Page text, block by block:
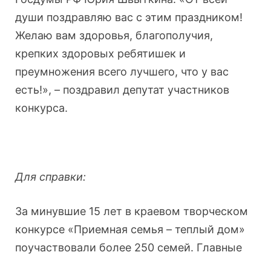
души поздравляю вас с этим праздником!
Желаю вам здоровья, благополучия,
крепких здоровых ребятишек и
преумножения всего лучшего, что у вас
есть!», – поздравил депутат участников
конкурса.
Для справки:
За минувшие 15 лет в краевом творческом
конкурсе «Приемная семья – теплый дом»
поучаствовали более 250 семей. Главные